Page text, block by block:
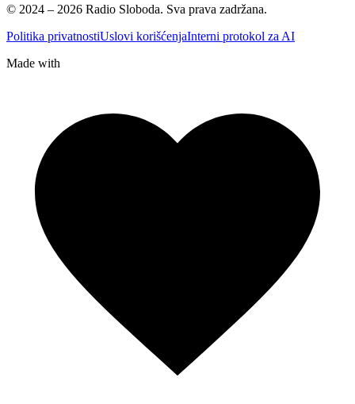
© 2024 – 2026 Radio Sloboda. Sva prava zadržana.
Politika privatnostiUslovi korišćenjaInterni protokol za AI
Made with